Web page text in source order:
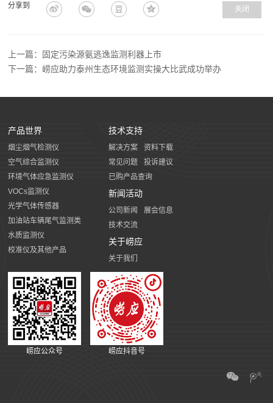
关闭
分享到
上一篇：固定污染源氨逃逸监测利器上市
下一篇：崂应助力泰州生态环境监测实操大比武成功举办
产品世界
烟尘烟气检测仪
空气综合监测仪
环境气体应急监测仪
VOCs监测仪
光学气体传感器
加油站车辆尾气监测类
水质监测仪
校准仪及其他产品
技术支持
解决方案
资料下载
常见问题
投诉建议
已购产品查询
新闻活动
公司新闻
展会信息
技术交流
关于崂应
关于我们
崂应公众号 崂应抖音号